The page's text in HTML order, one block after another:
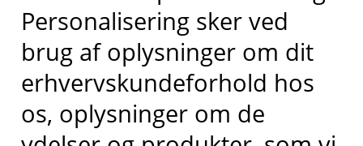
Personalisering sker ved
brug af oplysninger om dit
erhvervskundeforhold hos
os, oplysninger om de